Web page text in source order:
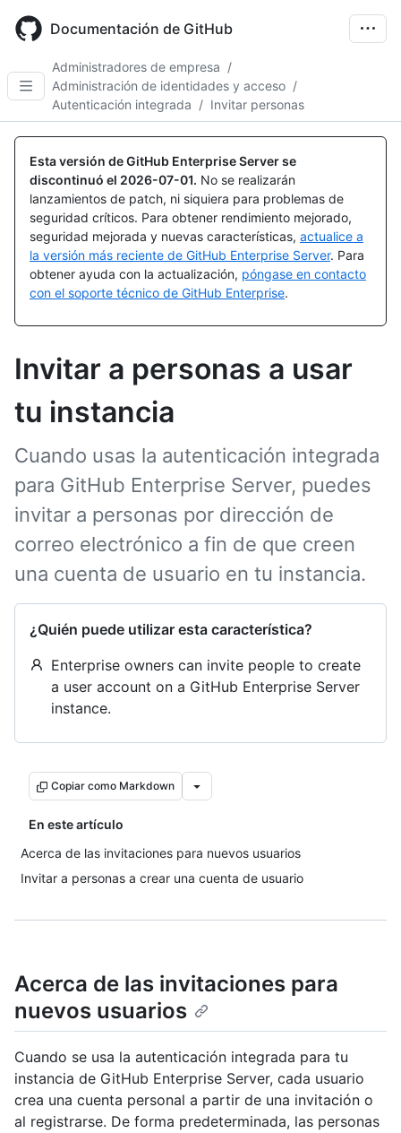
main
Documentación de GitHub
Administradores de empresa /
Administración de identidades y acceso /
Autenticación integrada / Invitar personas
Esta versión de GitHub Enterprise Server se
discontinuó el 2026-07-01. No se realizarán
lanzamientos de patch, ni siquiera para problemas de
seguridad críticos. Para obtener rendimiento mejorado,
seguridad mejorada y nuevas características, actualice a
la versión más reciente de GitHub Enterprise Server. Para
obtener ayuda con la actualización, póngase en contacto
con el soporte técnico de GitHub Enterprise.
Invitar a personas a usar
tu instancia
Cuando usas la autenticación integrada
para GitHub Enterprise Server, puedes
invitar a personas por dirección de
correo electrónico a fin de que creen
una cuenta de usuario en tu instancia.
¿Quién puede utilizar esta característica?
Enterprise owners can invite people to create
a user account on a GitHub Enterprise Server
instance.
Copiar como Markdown
En este artículo
Acerca de las invitaciones para nuevos usuarios
Invitar a personas a crear una cuenta de usuario
Acerca de las invitaciones para
nuevos usuarios
Cuando se usa la autenticación integrada para tu
instancia de GitHub Enterprise Server, cada usuario
crea una cuenta personal a partir de una invitación o
al registrarse. De forma predeterminada, las personas